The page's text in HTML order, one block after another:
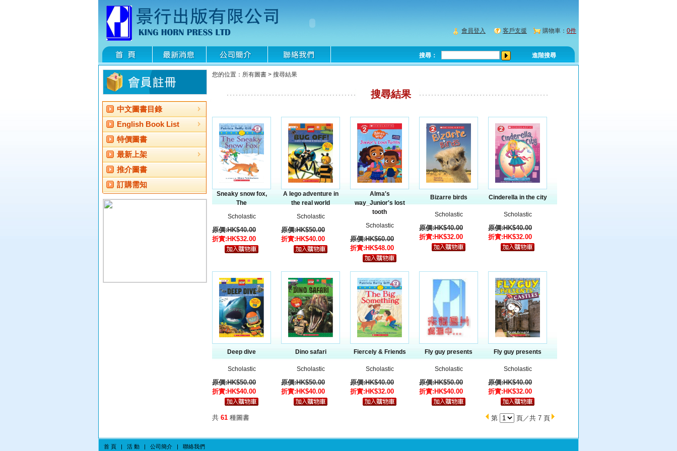
會員登入 客戶支援 購物車： 0件
搜尋： 進階搜尋
中文圖書目錄
English Book List
特價圖書
最新上架
推介圖書
訂購需知
您的位置：所有圖書 > 搜尋結果
搜尋結果
Sneaky snow fox,
The
Scholastic
原價:HK$40.00
折實:HK$32.00
A lego adventure in
the real world
Scholastic
原價:HK$50.00
折實:HK$40.00
Alma′s
way_Junior′s lost
tooth
Scholastic
原價:HK$60.00
折實:HK$48.00
Bizarre birds
Scholastic
原價:HK$40.00
折實:HK$32.00
Cinderella in the city
Scholastic
原價:HK$40.00
折實:HK$32.00
Deep dive
Scholastic
原價:HK$50.00
折實:HK$40.00
Dino safari
Scholastic
原價:HK$50.00
折實:HK$40.00
Fiercely & Friends
Scholastic
原價:HK$40.00
折實:HK$32.00
Fly guy presents
Scholastic
原價:HK$50.00
折實:HK$40.00
Fly guy presents
Scholastic
原價:HK$40.00
折實:HK$32.00
共 61 種圖書 第 頁／共 7 頁
首 頁 | 活 動 | 公司簡介 | 聯絡我們